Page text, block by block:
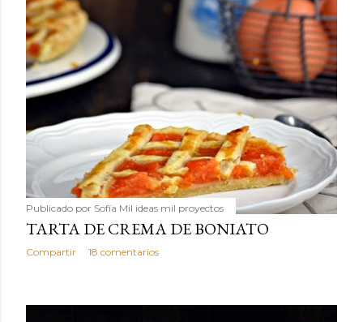
Publicado por Sofía Mil ideas mil proyectos
TARTA DE CREMA DE BONIATO
Compartir 18 comentarios